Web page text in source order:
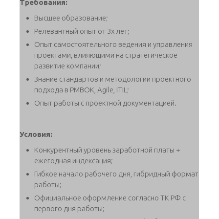
Требования:
Высшее образование;
Релевантный опыт от 3х лет;
Опыт самостоятельного ведения и управления
проектами, влияющими на стратегическое
развитие компании;
Знание стандартов и методологии проектного
подхода в PMBOK, Agile, ITIL;
Опыт работы с проектной документацией.
Условия:
Конкурентный уровень заработной платы +
ежегодная индексация;
Гибкое начало рабочего дня, гибридный формат
работы;
Официальное оформление согласно ТК РФ с
первого дня работы;